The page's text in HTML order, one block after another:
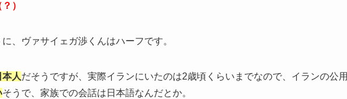
）
、ヴァサイェガ渉くんはハーフです。
人だそうですが、実際イランにいたのは2歳頃くらいまでなので、イランの公用
そうで、家族での会話は日本語なんだとか。